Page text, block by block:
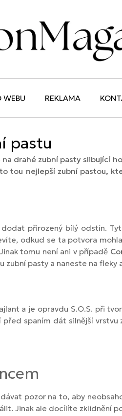
WEBU REKLAMA
pastu
drahé zubní pasty slibující
tou nejlepší zubní pastou,
přirozený bílý odstín.
odkud se ta potvora
tomu není ani v případě
zubní pasty a naneste na
a je opravdu S.O.S. při
spaním dát silnější
pozor na to, aby
Jinak ale docílíte zklidnění